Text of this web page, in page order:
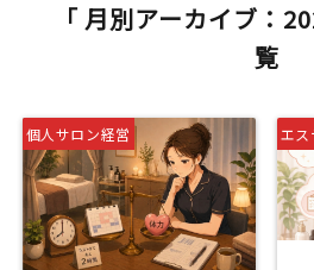
「 月別アーカイブ：
覧
個人サロン経営 エス